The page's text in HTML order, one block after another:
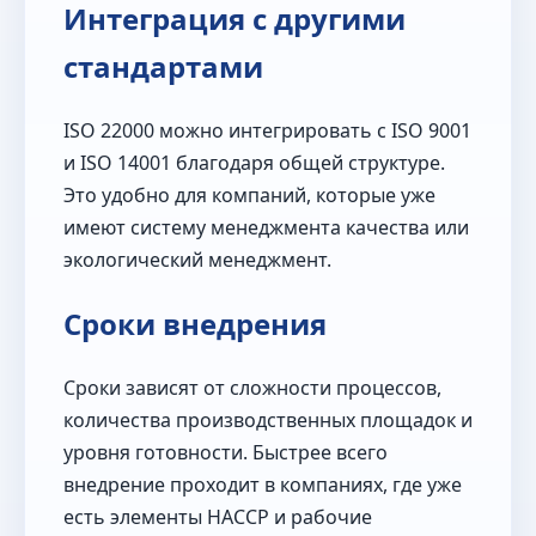
Интеграция с другими
стандартами
ISO 22000 можно интегрировать с ISO 9001
и ISO 14001 благодаря общей структуре.
Это удобно для компаний, которые уже
имеют систему менеджмента качества или
экологический менеджмент.
Сроки внедрения
Сроки зависят от сложности процессов,
количества производственных площадок и
уровня готовности. Быстрее всего
внедрение проходит в компаниях, где уже
есть элементы HACCP и рабочие